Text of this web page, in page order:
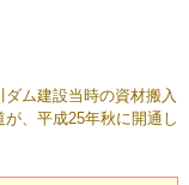
ム建設当時の資材搬入
、平成25年秋に開通し